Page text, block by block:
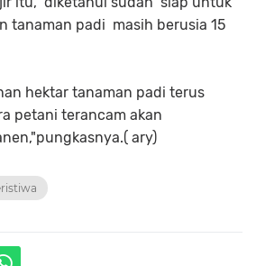
tanaman padi masih berusia 15
hektar tanaman padi terus
petani terancam akan
ary)